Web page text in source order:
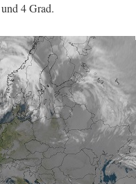
4 Grad.